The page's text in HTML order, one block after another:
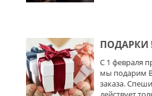
ПОДАРКИ
С 1 февраля
мы подарим
заказа.